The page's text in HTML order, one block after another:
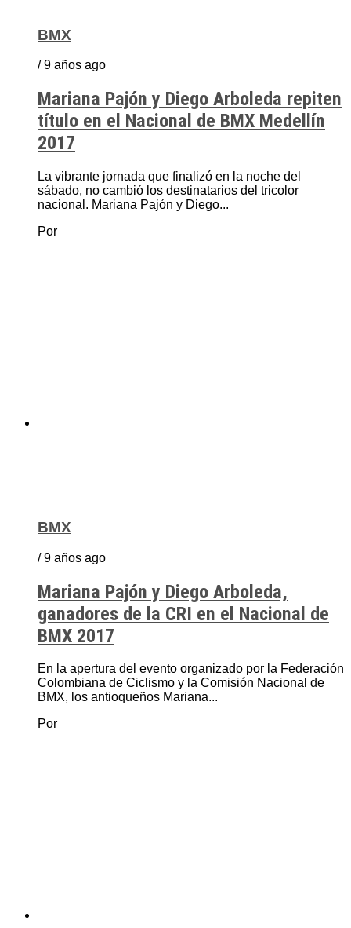
BMX
/ 9 años ago
Mariana Pajón y Diego Arboleda repiten
título en el Nacional de BMX Medellín
2017
La vibrante jornada que finalizó en la noche del
sábado, no cambió los destinatarios del tricolor
nacional. Mariana Pajón y Diego...
Por
BMX
/ 9 años ago
Mariana Pajón y Diego Arboleda,
ganadores de la CRI en el Nacional de
BMX 2017
En la apertura del evento organizado por la Federación
Colombiana de Ciclismo y la Comisión Nacional de
BMX, los antioqueños Mariana...
Por